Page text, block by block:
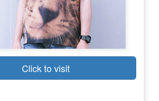
Click to visit